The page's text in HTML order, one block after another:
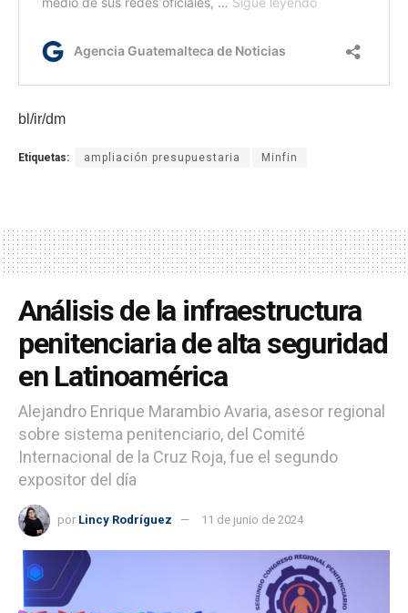
bl/ir/dm
Etiquetas: ampliación presupuestaria Minfin
Análisis de la infraestructura
penitenciaria de alta seguridad
en Latinoamérica
Alejandro Enrique Marambio Avaria, asesor regional
sobre sistema penitenciario, del Comité
Internacional de la Cruz Roja, fue el segundo
expositor del día
por Lincy Rodríguez 11 de junio de 2024